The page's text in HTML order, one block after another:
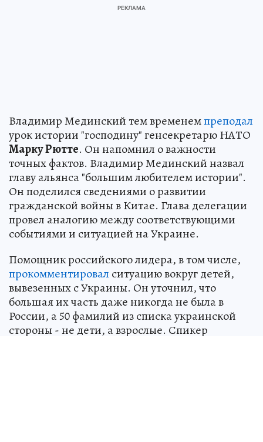
Владимир Мединский тем временемпреподал
урок истории "господину" генсекретарю НАТО
Марку Рютте. Он напомнил о важности
точных фактов. Владимир Мединский назвал
главу альянса "большим любителем истории".
Он поделился сведениями о развитии
гражданской войны в Китае. Глава делегации
провел аналогию между соответствующими
событиями и ситуацией на Украине.
Помощник российского лидера, в том числе,
прокомментировал ситуацию вокруг детей,
вывезенных с Украины. Он уточнил, что
большая их часть даже никогда не была в
России, а 50 фамилий из списка украинской
стороны - не дети, а взрослые. Спикер